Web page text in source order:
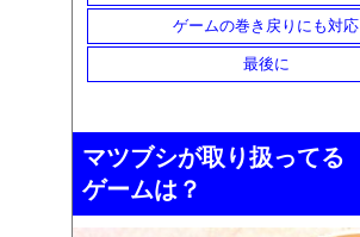
ゲームの巻き戻りにも対応
最後に
マツブシが取り扱ってる
ゲームは？